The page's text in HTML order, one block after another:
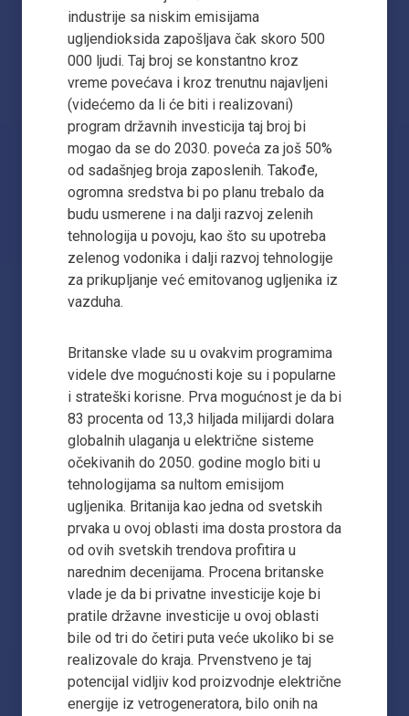
industrije sa niskim emisijama
ugljendioksida zapošljava čak skoro 500
000 ljudi. Taj broj se konstantno kroz
vreme povećava i kroz trenutnu najavljeni
(videćemo da li će biti i realizovani)
program državnih investicija taj broj bi
mogao da se do 2030. poveća za još 50%
od sadašnjeg broja zaposlenih. Takođe,
ogromna sredstva bi po planu trebalo da
budu usmerene i na dalji razvoj zelenih
tehnologija u povoju, kao što su upotreba
zelenog vodonika i dalji razvoj tehnologije
za prikupljanje već emitovanog ugljenika iz
vazduha.
Britanske vlade su u ovakvim programima
videle dve mogućnosti koje su i popularne
i strateški korisne. Prva mogućnost je da bi
83 procenta od 13,3 hiljada milijardi dolara
globalnih ulaganja u električne sisteme
očekivanih do 2050. godine moglo biti u
tehnologijama sa nultom emisijom
ugljenika. Britanija kao jedna od svetskih
prvaka u ovoj oblasti ima dosta prostora da
od ovih svetskih trendova profitira u
narednim decenijama. Procena britanske
vlade je da bi privatne investicije koje bi
pratile državne investicije u ovoj oblasti
bile od tri do četiri puta veće ukoliko bi se
realizovale do kraja. Prvenstveno je taj
potencijal vidljiv kod proizvodnje električne
energije iz vetrogeneratora, bilo onih na